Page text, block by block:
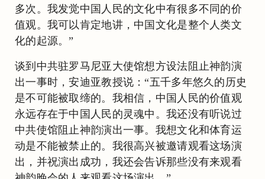
多次。我发觉中国人民的文化中有很多不同的价
值观。我可以肯定地讲，中国文化是整个人类文
化的起源。”
谈到中共驻罗马尼亚大使馆想方设法阻止神韵演
出一事时，安迪亚教授说：“五千多年悠久的历史
是不可能被取缔的。我相信，中国人民的价值观
永远存在于中国人民的灵魂中。我还没有听说过
中共使馆阻止神韵演出一事。我想文化和体育运
动是不能被禁止的。我很高兴被邀请观看这场演
出，并祝演出成功，我还会告诉那些没有来观看